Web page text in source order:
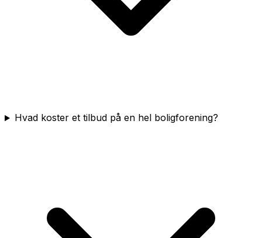
Hvad koster et tilbud på en hel boligforening?